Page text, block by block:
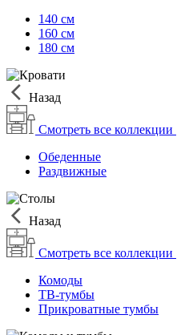
140 см
160 см
180 см
Назад
Смотреть все коллекции
Обеденные
Раздвижные
Назад
Смотреть все коллекции
Комоды
ТВ-тумбы
Прикроватные тумбы